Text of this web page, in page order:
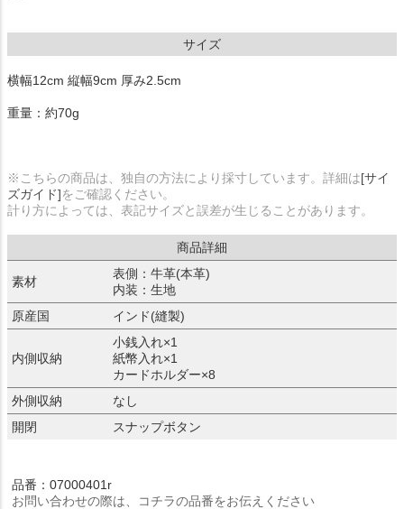
サイズ
横幅12cm 縦幅9cm 厚み2.5cm
重量：約70g
※こちらの商品は、独自の方法により採寸しています。詳細は[サイ
ズガイド]をご確認ください。
計り方によっては、表記サイズと誤差が生じることがあります。
商品詳細
素材
表側：牛革(本革)
内装：生地
原産国
インド(縫製)
内側収納
小銭入れ×1
紙幣入れ×1
カードホルダー×8
外側収納
なし
開閉
スナップボタン
品番：07000401r
お問い合わせの際は、コチラの品番をお伝えください